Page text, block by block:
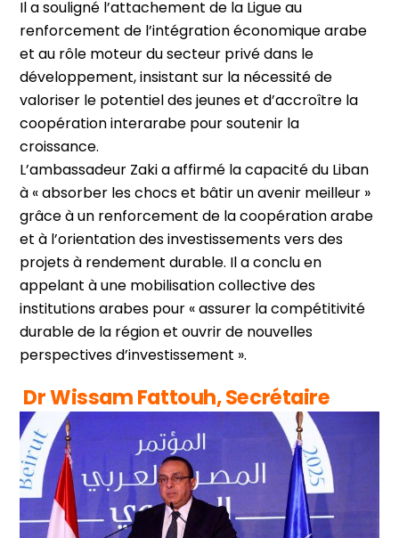
Il a souligné l’attachement de la Ligue au
renforcement de l’intégration économique arabe
et au rôle moteur du secteur privé dans le
développement, insistant sur la nécessité de
valoriser le potentiel des jeunes et d’accroître la
coopération interarabe pour soutenir la
croissance.
L’ambassadeur Zaki a affirmé la capacité du Liban
à « absorber les chocs et bâtir un avenir meilleur »
grâce à un renforcement de la coopération arabe
et à l’orientation des investissements vers des
projets à rendement durable. Il a conclu en
appelant à une mobilisation collective des
institutions arabes pour « assurer la compétitivité
durable de la région et ouvrir de nouvelles
perspectives d’investissement ».
Dr Wissam Fattouh, Secrétaire